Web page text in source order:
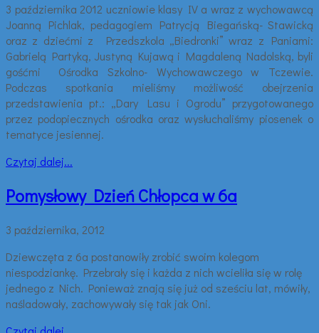
3 października 2012 uczniowie klasy IV a wraz z wychowawcą
Joanną Pichlak, pedagogiem Patrycją Biegańską- Stawicką
oraz z dziećmi z Przedszkola „Biedronki” wraz z Paniami:
Gabrielą Partyką, Justyną Kujawą i Magdaleną Nadolską, byli
gośćmi Ośrodka Szkolno- Wychowawczego w Tczewie.
Podczas spotkania mieliśmy możliwość obejrzenia
przedstawienia pt.: „Dary Lasu i Ogrodu” przygotowanego
przez podopiecznych ośrodka oraz wysłuchaliśmy piosenek o
tematyce jesiennej.
Czytaj dalej...
Pomysłowy Dzień Chłopca w 6a
3 października, 2012
Dziewczęta z 6a postanowiły zrobić swoim kolegom
niespodziankę. Przebrały się i każda z nich wcieliła się w rolę
jednego z Nich. Ponieważ znają się już od sześciu lat, mówiły,
naśladowały, zachowywały się tak jak Oni.